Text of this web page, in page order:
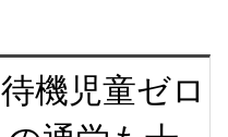
機児童ゼロ